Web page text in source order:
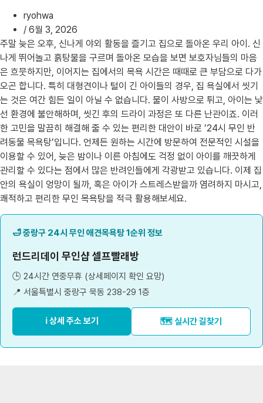
ryohwa
/ 6월 3, 2026
주말 늦은 오후, 신나게 야외 활동을 즐기고 집으로 돌아온 우리 아이. 신
나게 뛰어놀고 흙탕물을 구르며 돌아온 모습을 보면 보호자님들의 마음
은 흐뭇하지만, 이어지는 집에서의 목욕 시간은 때때로 큰 부담으로 다가
오곤 합니다. 특히 대형견이나 털이 긴 아이들의 경우, 집 욕실에서 씻기
는 것은 여간 힘든 일이 아닐 수 없습니다. 물이 사방으로 튀고, 아이는 낯
선 환경에 불안해하며, 씻긴 후의 드라이 과정은 또 다른 난관이죠. 이러
한 고민을 말끔히 해결해 줄 수 있는 편리한 대안이 바로 ’24시 무인 반
려동물 목욕탕’입니다. 언제든 원하는 시간에 방문하여 전문적인 시설을
이용할 수 있어, 늦은 밤이나 이른 아침에도 걱정 없이 아이를 깨끗하게
관리할 수 있다는 점에서 많은 반려인들에게 각광받고 있습니다. 이제 집
안의 욕실이 엉망이 될까, 혹은 아이가 스트레스받을까 염려하지 마시고,
쾌적하고 편리한 무인 목욕탕을 적극 활용해보세요.
🛁 중랑구 24시 무인 애견목욕탕 1순위 정보
런드리데이 무인샵 셀프빨래방
🕒 24시간 연중무휴 (상세페이지 확인 요망)
📍 서울특별시 중랑구 묵동 238-29 1층
ℹ️ 상세 주소 보기 🗺️ 실시간 길찾기